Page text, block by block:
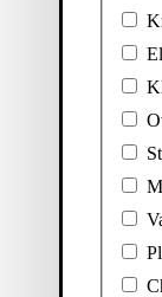
(Svart, Skinn/